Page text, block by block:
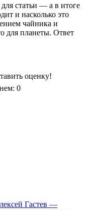
статьи — а в итоге
и насколько это
чайника и
для планеты. Ответ
оценку!
0